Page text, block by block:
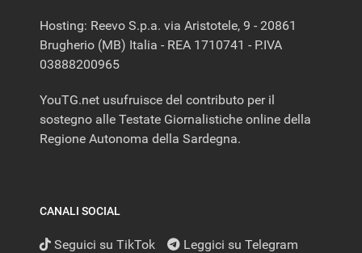
Hosting: Reevo S.p.a. via Aristotele, 9 - 20861
Brugherio (MB) Italia - REA 1710741 - P.IVA
03888200965
YouTG.net usufruisce del contributo per il
sostegno alle Testate Giornalistiche online della
Regione Autonoma della Sardegna.
CANALI SOCIAL
Seguici su TikTok Leggici su Telegram